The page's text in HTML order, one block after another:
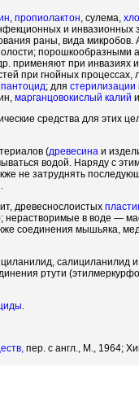
, пропиолактон, сулема,
и инвазионных
раны, вида
порошкообразными
применяют при инвазиях и
при гнойных
пантоцид; для стерилизации
марганцовокислый калий
средства для этих
(древесина и
водой. Наряду с
не затруднять
древеснослоистых
нерастворимые в воде —
соединения мышьяка,
салициланилид
ртути
.
пер. с англ., М., 1964;